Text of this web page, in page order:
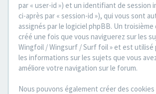
par « user-id ») et un identifiant de session
ci-après par « session-id »), qui vous sont
assignés par le logiciel phpBB. Un troisième
créé une fois que vous naviguerez sur les
Wingfoil / Wingsurf / Surf foil » et est
les informations sur les sujets que vous
améliore votre navigation sur le forum.
Nous pouvons également créer des